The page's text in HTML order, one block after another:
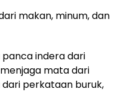
makan, minum, dan
panca indera dari
mata dari
perkataan buruk,